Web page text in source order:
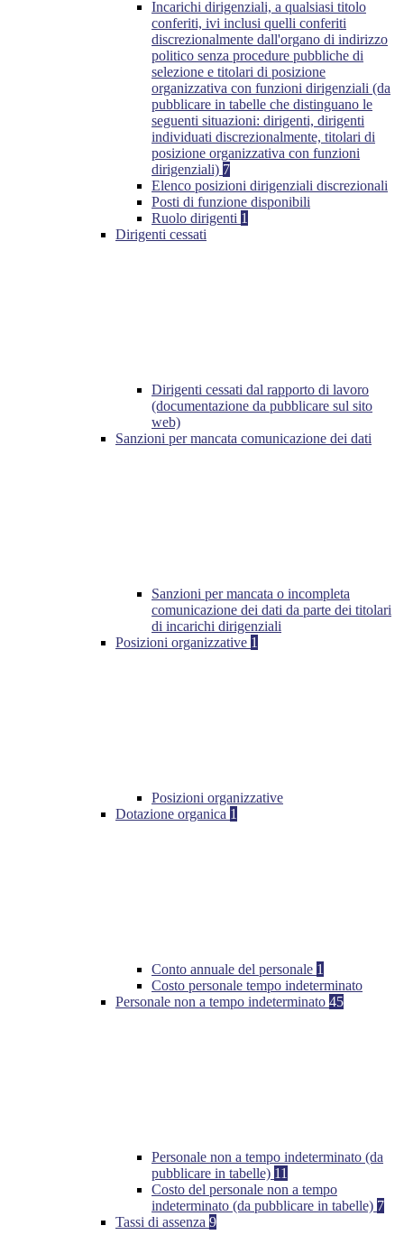
Incarichi dirigenziali, a qualsiasi titolo
conferiti, ivi inclusi quelli conferiti
discrezionalmente dall'organo di indirizzo
politico senza procedure pubbliche di
selezione e titolari di posizione
organizzativa con funzioni dirigenziali (da
pubblicare in tabelle che distinguano le
seguenti situazioni: dirigenti, dirigenti
individuati discrezionalmente, titolari di
posizione organizzativa con funzioni
dirigenziali) 7
Elenco posizioni dirigenziali discrezionali
Posti di funzione disponibili
Ruolo dirigenti 1
Dirigenti cessati
Dirigenti cessati dal rapporto di lavoro
(documentazione da pubblicare sul sito
web)
Sanzioni per mancata comunicazione dei dati
Sanzioni per mancata o incompleta
comunicazione dei dati da parte dei titolari
di incarichi dirigenziali
Posizioni organizzative 1
Posizioni organizzative
Dotazione organica 1
Conto annuale del personale 1
Costo personale tempo indeterminato
Personale non a tempo indeterminato 45
Personale non a tempo indeterminato (da
pubblicare in tabelle) 11
Costo del personale non a tempo
indeterminato (da pubblicare in tabelle) 7
Tassi di assenza 9